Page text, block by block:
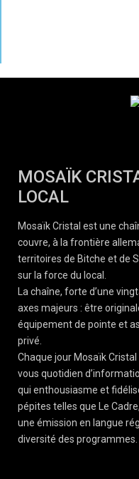
MOSAÏK
LOCAL
Mosaïk Cristal est une
couvre, à la frontière
territoires de Bitche et de
sur la force du local.
La chaîne, forte d’une
axes majeurs : être
équipement de pointe et
privé.
Chaque jour Mosaïk
vous quotidien
qui enthousiasme et
pépites telles que Le
une émission en langue
diversité des programmes.